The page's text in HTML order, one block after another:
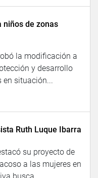
niños de zonas
la modificación a
y desarrollo
en situación...
Ruth Luque Ibarra
su proyecto de
a las mujeres en